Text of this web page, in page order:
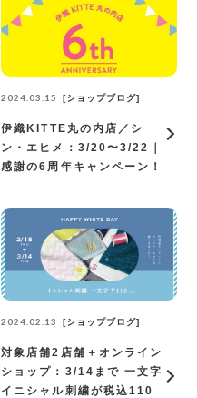
2024.03.15 ショップブログ
伊織KITTE丸の内店／シ
ン・エヒメ：3/20〜3/22｜
感謝の6周年キャンペーン！
2024.02.13 ショップブログ
対象店舗2店舗＋オンライン
ショップ：3/14まで 一文字
イニシャル刺繍が税込110